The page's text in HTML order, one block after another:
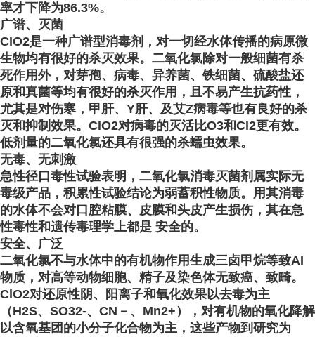
率才下降为86.3%。
广谱、灭菌
ClO2是一种广谱型消毒剂，对一切经水体传播的病原微
生物均有很好的杀灭效果。二氧化氯除对一般细菌有杀
死作用外，对芽孢、病毒、异养菌、铁细菌、硫酸盐还
原和真菌等均有很好的杀灭作用，且不易产生抗药性，
尤其是对伤寒，甲肝、Y肝、 及艾Z病毒等也有良好的杀
灭和抑制效果。ClO2对病毒的灭活比O3和Cl2更有效。
低剂量的二氧化氯还具有很强的杀蠕虫效果。
无毒、无刺激
急性径口毒性试验表明，二氧化氯消毒灭菌剂属实际无
毒级产品，积累性试验结论为弱蓄积性物质。用其消毒
的水体不会对口腔粘膜、皮膜和头皮产生损伤，其在急
性毒性和遗传毒理学上都是 安全的。
安全、广泛
二氧化氯不与水体中的有机物作用生成三卤甲烷等致AI
物质，对高等动物细胞、精子及染色体无致癌、致畸。
ClO2对还原性阴、阳离子和氧化效果以去毒为主
（H2S、SO32-、CN－、Mn2+），对有机物的氧化降解
以含氧基团的小分子化合物为主，这些产物到研究为